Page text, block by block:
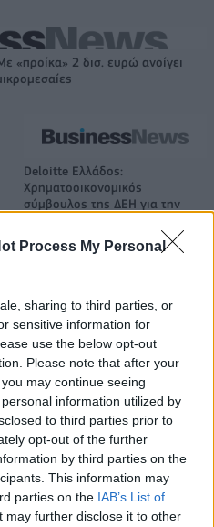
Process My Personal
sharing to third parties, or
sensitive information for
use the below opt-out
Please note that after your
may continue seeing
information utilized by
to third parties prior to
opt-out of the further
by third parties on the
This information may
parties on the IAB’s List of
may further disclose it to other
«προίκα» 2 δισ. ευρώ ανοίγει
Deloitte Ελλάδος:
Χρηματοοικονομικός
σύμβουλος της ΔΕΗ για την
στην KG Mobility
Ατρόμητος και Novibet
συνεχίζουν μαζί: Ανανέωση της
συνεργασίας τους μέχρι το
2028
στη διεθνή σειρά δεικτών